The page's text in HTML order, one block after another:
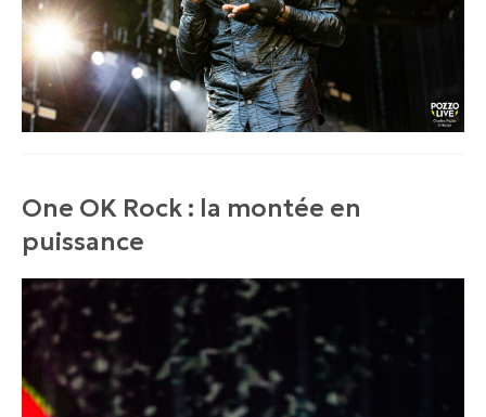
One OK Rock : la montée en
puissance